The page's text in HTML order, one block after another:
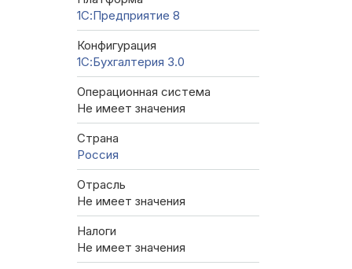
1С:Предприятие 8
Конфигурация
1С:Бухгалтерия 3.0
Операционная система
Не имеет значения
Страна
Россия
Отрасль
Не имеет значения
Налоги
Не имеет значения